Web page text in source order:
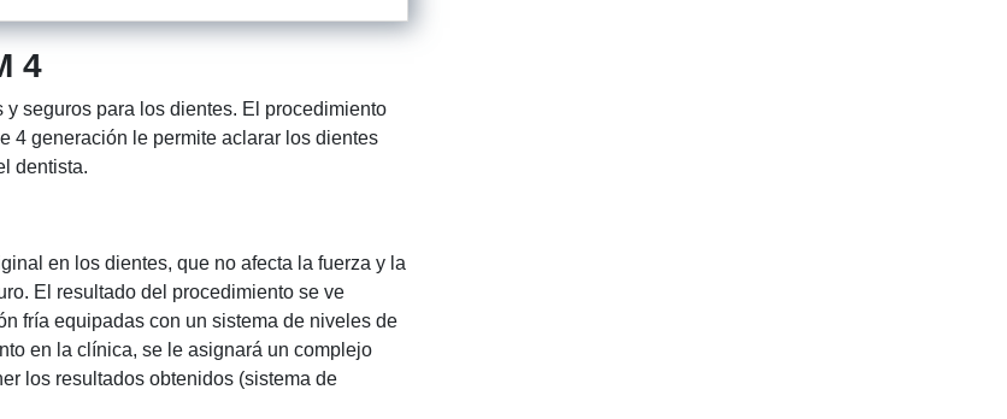
4
seguros para los dientes. El procedimiento
4 generación le permite aclarar los dientes
dentista.
en los dientes, que no afecta la fuerza y la
El resultado del procedimiento se ve
fría equipadas con un sistema de niveles de
en la clínica, se le asignará un complejo
los resultados obtenidos (sistema de